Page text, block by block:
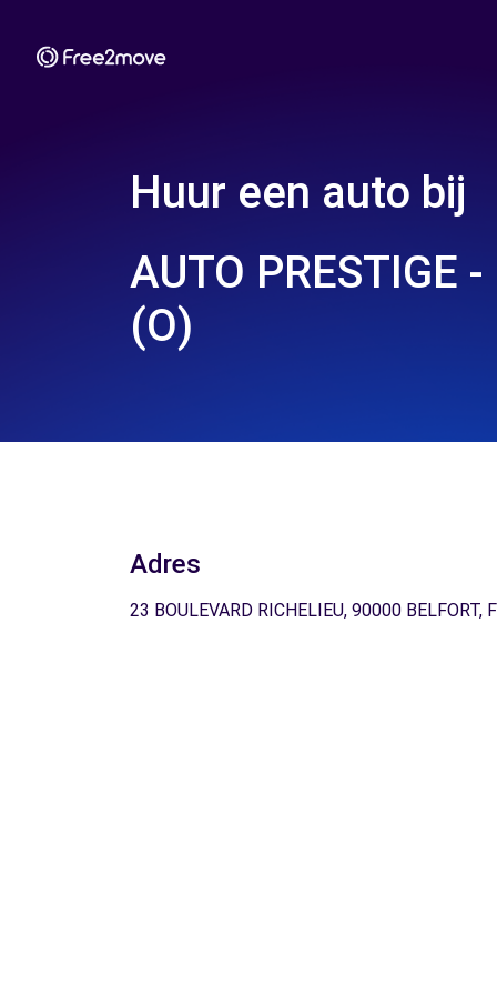
Huur een auto bij
AUTO PRESTIGE
(O)
Adres
23 BOULEVARD RICHELIEU, 90000 BELFORT,